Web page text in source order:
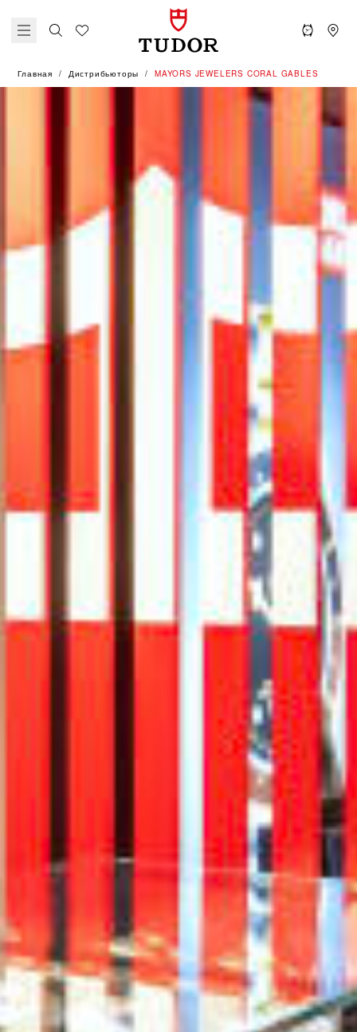
Главная Дистрибьюторы ‭MAYORS JEWELERS CORAL GABLES‬